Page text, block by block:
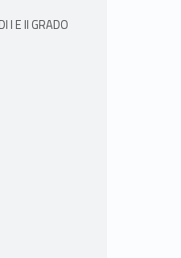
I E II GRADO